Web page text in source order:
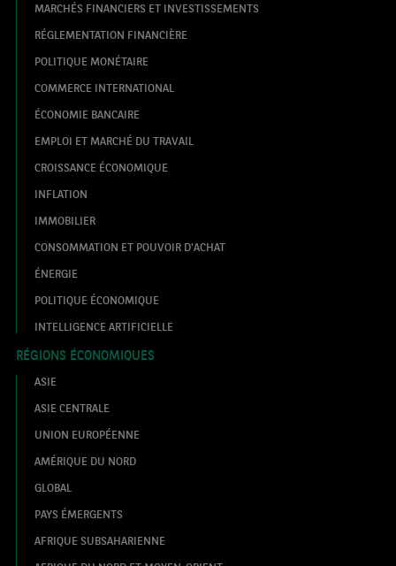
MARCHÉS FINANCIERS ET INVESTISSEMENTS
RÉGLEMENTATION FINANCIÈRE
POLITIQUE MONÉTAIRE
COMMERCE INTERNATIONAL
ÉCONOMIE BANCAIRE
EMPLOI ET MARCHÉ DU TRAVAIL
CROISSANCE ÉCONOMIQUE
INFLATION
IMMOBILIER
CONSOMMATION ET POUVOIR D'ACHAT
ÉNERGIE
POLITIQUE ÉCONOMIQUE
INTELLIGENCE ARTIFICIELLE
RÉGIONS ÉCONOMIQUES
ASIE
ASIE CENTRALE
UNION EUROPÉENNE
AMÉRIQUE DU NORD
GLOBAL
PAYS ÉMERGENTS
AFRIQUE SUBSAHARIENNE